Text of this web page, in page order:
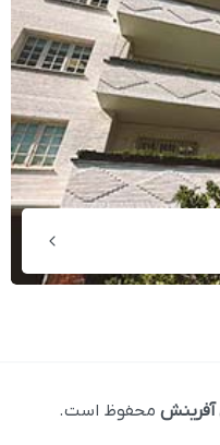
آفرینشمحفوظ است.